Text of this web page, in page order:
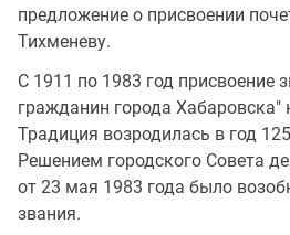
предложение о присвоении
Тихменеву.
С 1911 по 1983 год присвоение
гражданин города Хабаровска"
Традиция возродилась в год
Решением городского Совета
от 23 мая 1983 года было
звания.